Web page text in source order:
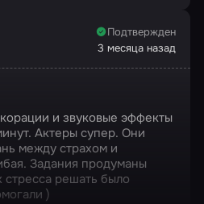
Подтвержден
3 месяца назад
и звуковые эффекты
Актеры супер. Они
между страхом и
Задания продуманы
стресса решать было
)